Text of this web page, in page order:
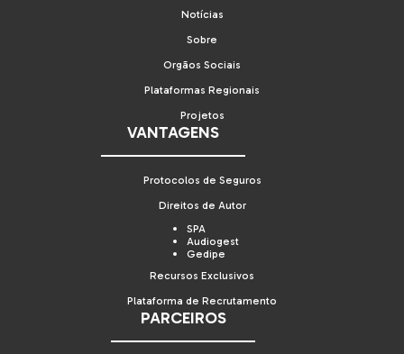
Notícias
Sobre
Orgãos Sociais
Plataformas Regionais
Projetos
VANTAGENS
Protocolos de Seguros
Direitos de Autor
SPA
Audiogest
Gedipe
Recursos Exclusivos
Plataforma de Recrutamento
PARCEIROS